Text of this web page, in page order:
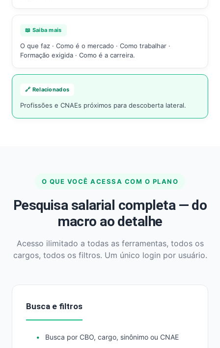
📖 Saiba mais
O que faz · Como é o mercado · Como trabalhar ·
Formação exigida · Como é a carreira.
🔗 Relacionados
Profissões e CNAEs próximos para descoberta lateral.
O QUE VOCÊ ACESSA COM O PLANO
Pesquisa salarial completa — do
macro ao detalhe
Acesso ilimitado a todas as ferramentas, todos os
cargos, todos os filtros. Um único login por usuário.
Busca e filtros
Busca por CBO, cargo, sinônimo ou CNAE